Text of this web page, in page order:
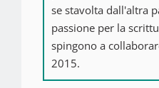
se stavolta dall'altra
passione per la
spingono a
2015.